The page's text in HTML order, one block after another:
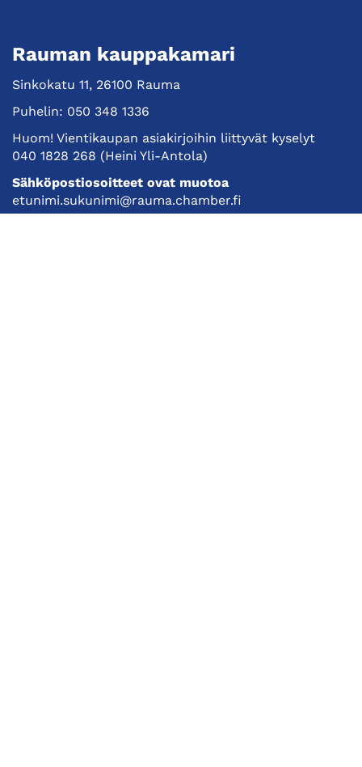
Rauman kauppakamari
Sinkokatu 11, 26100 Rauma
Puhelin: 050 348 1336
Huom! Vientikaupan asiakirjoihin liittyvät kyselyt
040 1828 268 (Heini Yli-Antola)
Sähköpostiosoitteet ovat muotoa
etunimi.sukunimi@rauma.chamber.fi